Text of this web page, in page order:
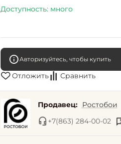
Доступность: много
Авторизуйтесь, чтобы купить
Отложить Сравнить
Продавец: Ростобои
+7(863) 284-00-02